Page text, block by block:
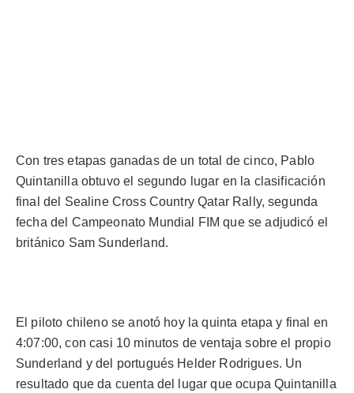
Con tres etapas ganadas de un total de cinco, Pablo
Quintanilla obtuvo el segundo lugar en la clasificación
final del Sealine Cross Country Qatar Rally, segunda
fecha del Campeonato Mundial FIM que se adjudicó el
británico Sam Sunderland.
El piloto chileno se anotó hoy la quinta etapa y final en
4:07:00, con casi 10 minutos de ventaja sobre el propio
Sunderland y del portugués Helder Rodrigues. Un
resultado que da cuenta del lugar que ocupa Quintanilla